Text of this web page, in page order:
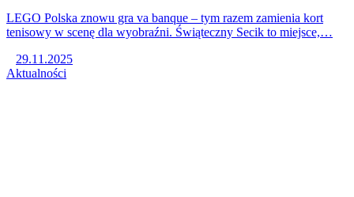
LEGO Polska znowu gra va banque – tym razem zamienia kort
tenisowy w scenę dla wyobraźni. Świąteczny Secik to miejsce,…
29.11.2025
Aktualności